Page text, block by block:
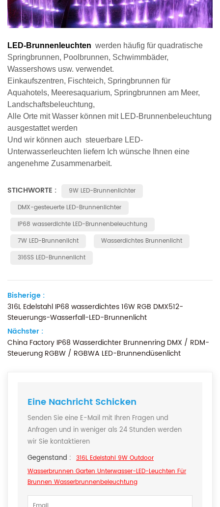
LED-Brunnenleuchten werden häufig für quadratische
Springbrunnen, Poolbrunnen, Schwimmbäder,
Wassershows usw. verwendet.
Einkaufszentren, Fischteich, Springbrunnen für
Aquahotels, Meeresaquarium, Springbrunnen am Meer,
Landschaftsbeleuchtung,
Alle Orte mit Wasser können mit LED-Brunnenbeleuchtung
ausgestattet werden
Und wir können auch steuerbare LED-
Unterwasserleuchten liefern Ich wünsche Ihnen eine
angenehme Zusammenarbeit.
STICHWORTE :
9W LED-Brunnenlichter
DMX-gesteuerte LED-Brunnenlichter
IP68 wasserdichte LED-Brunnenbeleuchtung
7W LED-Brunnenlicht
Wasserdichtes Brunnenlicht
316SS LED-Brunnenlicht
Bisherige :
316L Edelstahl IP68 wasserdichtes 16W RGB DMX512-
Steuerungs-Wasserfall-LED-Brunnenlicht
Nächster :
China Factory IP68 Wasserdichter Brunnenring DMX / RDM-
Steuerung RGBW / RGBWA LED-Brunnendüsenlicht
Eine Nachricht Schicken
Senden Sie eine E-Mail mit Ihren Fragen und
Anfragen und in weniger als 24 Stunden werden
wir Sie kontaktieren
Gegenstand : 316L Edelstahl 9W Outdoor
Wasserbrunnen Garten Unterwasser-LED-Leuchten Für
Brunnen Wasserbrunnenbeleuchtung